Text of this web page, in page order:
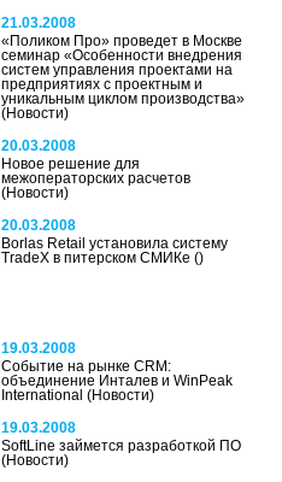
21.03.2008
«Поликом Про» проведет в Москве
семинар «Особенности внедрения
систем управления проектами на
предприятиях с проектным и
уникальным циклом производства»
(Новости)
20.03.2008
Новое решение для
межоператорских расчетов
(Новости)
20.03.2008
Borlas Retail установила систему
TradeX в питерском СМИКе()
19.03.2008
Событие на рынке CRM:
объединение Инталев и WinPeak
International(Новости)
19.03.2008
SoftLine займется разработкой ПО
(Новости)